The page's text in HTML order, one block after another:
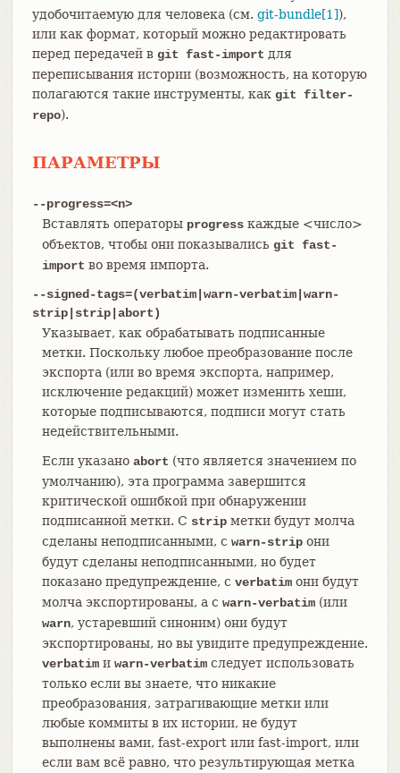
удобочитаемую для человека (см. git-bundle[1]),
или как формат, который можно редактировать
перед передачей в git fast-import для
переписывания истории (возможность, на которую
полагаются такие инструменты, как git filter-
repo).
ПАРАМЕТРЫ
--progress=<n>
Вставлять операторы progressкаждые <число>
объектов, чтобы они показывались git fast-
import во время импорта.
--signed-tags=(verbatim|warn-verbatim|warn-
strip|strip|abort)
Указывает, как обрабатывать подписанные
метки. Поскольку любое преобразование после
экспорта (или во время экспорта, например,
исключение редакций) может изменить хеши,
которые подписываются, подписи могут стать
недействительными.
Если указано abort (что является значением по
умолчанию), эта программа завершится
критической ошибкой при обнаружении
подписанной метки. С stripметки будут молча
сделаны неподписанными, с warn-stripони
будут сделаны неподписанными, но будет
показано предупреждение, с verbatimони будут
молча экспортированы, а с warn-verbatim(или
warn, устаревший синоним) они будут
экспортированы, но вы увидите предупреждение.
verbatimи warn-verbatimследует использовать
только если вы знаете, что никакие
преобразования, затрагивающие метки или
любые коммиты в их истории, не будут
выполнены вами, fast-export или fast-import, или
если вам всё равно, что результирующая метка